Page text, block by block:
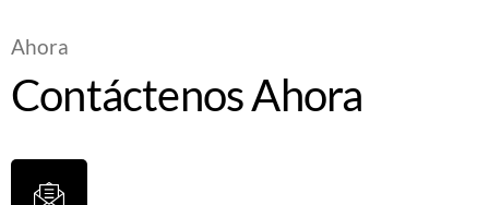
Ahora
Contáctenos Ahora